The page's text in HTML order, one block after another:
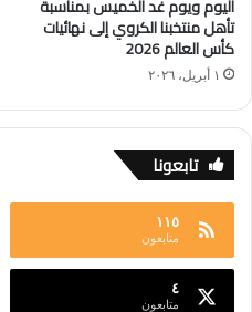
اليوم ويوم غد الخميس بمناسبة
تأهل منتخبنا الكروي إلى نهائيات
كأس العالم 2026
١ أبريل، ٢٠٢٦
تابعونا
١١٥
متابعون
٤
متابعون